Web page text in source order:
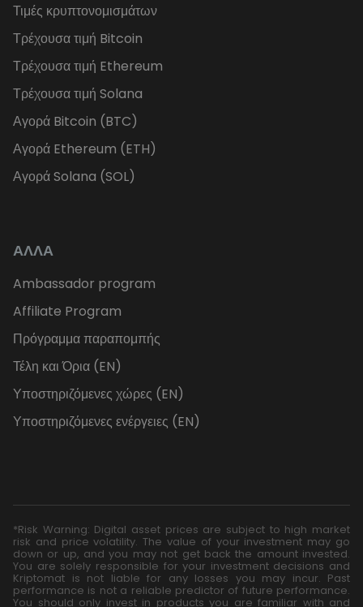
Τιμές κρυπτονομισμάτων
Τρέχουσα τιμή Bitcoin
Τρέχουσα τιμή Ethereum
Τρέχουσα τιμή Solana
Αγορά Bitcoin (BTC)
Αγορά Ethereum (ETH)
Αγορά Solana (SOL)
ΑΛΛΑ
Ambassador program
Affiliate Program
Πρόγραμμα παραπομπής
Τέλη και Όρια (EN)
Υποστηριζόμενες χώρες (EN)
Υποστηριζόμενες ενέργειες (EN)
*Risk Warning: Digital asset prices are subject to high market
risk and price volatility. The value of your investment may go
down or up, and you may not get back the amount invested.
You are solely responsible for your investment decisions and
Kriptomat is not liable for any losses you may incur. Past
performance is not a reliable predictor of future performance.
You should only invest in products you are familiar with and